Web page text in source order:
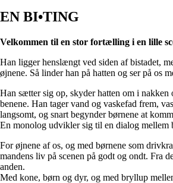
EN BI•TING
Velkommen til en stor fortælling i en lille
Han ligger henslængt ved siden af bistadet,
øjnene. Så linder han på hatten og ser på os
Han sætter sig op, skyder hatten om i nakken
benene. Han tager vand og vaskefad frem,
langsomt, og snart begynder børnene at
En monolog udvikler sig til en dialog mellem
For øjnene af os, og med børnene som
mandens liv på scenen på godt og ondt. Fra
anden.
Med kone, børn og dyr, og med bryllup